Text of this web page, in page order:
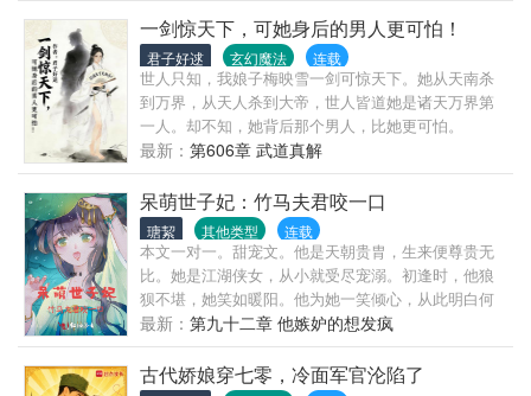
是清算，让她受尽万般苦楚，惨死流放路途。开局地
狱难度，濒临死亡绝境？不，她有金手指！私奔当
夜，凭心声识破管家歹毒阴谋，反手一棍敲晕人贩
子。被四个幼崽抓个正着。冷面寡言的长子：【杀人
了！】温柔内敛的次子：【打他就不要打我了。】桀
骜叛逆的三子：【打得好，打死他。】软糯懵懂的幼
女：【姐姐好香，求抱抱。】面对栽赃污蔑，想要吞
并大房财产的二房，她徒手碾压一众家丁，手握把
柄，软硬兼施，强势夺回所有产业。内宅魑魅横行，
旁支虎视眈眈，手握读心术的苏以楠专治各种阴险小
人，手撕极品亲戚，制衡卑劣下人。搞事业、攒家
财、经商创收富甲一方，竟将原本嗜血暴戾的四大反
派，悉数驯化成各个领域的大佬，成为独属于她的靠
山。一心只想躺平摆烂，做逍遥快活的顶级富婆寡
妇。不对！这权倾朝野的清冷大臣、温润多金的顶级
富商、杀伐果断的世家少主，轮番登场，花式内卷追
一剑惊天下，可她身后的男人更可怕！
君子好逑 玄幻魔法 连载
世人只知，我娘子梅映雪一剑可惊天下。她从天南杀
到万界，从天人杀到大帝，世人皆道她是诸天万界第
一人。却不知，她背后那个男人，比她更可怕。
最新： 第606章 武道真解
呆萌世子妃：竹马夫君咬一口
瑭絜 其他类型 连载
本文一对一。甜宠文。他是天朝贵胄，生来便尊贵无
比。她是江湖侠女，从小就受尽宠溺。初逢时，他狼
狈不堪，她笑如暖阳。他为她一笑倾心，从此明白何
为相思入骨。她对他容貌深刻，如此便知何为郎艳独
绝。旁人眼里的她，骄纵却不跋扈，纯粹却不单纯，
成熟却不老成，活脱脱一个祸水红颜。而在他眼里，
最新： 第九十二章 他嫉妒的想发疯
古代娇娘穿七零，冷面军官沦陷了